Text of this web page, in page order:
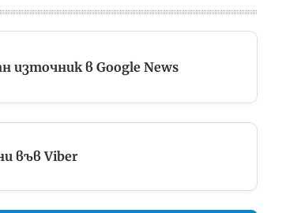
източник в Google News
във Viber